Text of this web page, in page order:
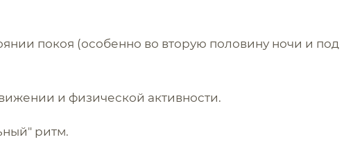
покоя (особенно во вторую половину ночи и под
и физической активности.
ритм.